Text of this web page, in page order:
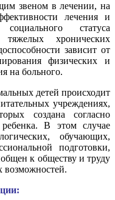
звеном в лечении, на
лечения и
статуса
хронических
зависит от
физических и
на больного.
детей происходит
учреждениях,
создана согласно
В этом случае
обучающих,
подготовки,
к обществу и труду
возможностей.